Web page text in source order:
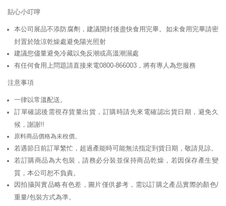
貼心小叮嚀
本公司展品不添防腐劑，建議開封後盡快食用完畢。如未食用完畢請密
封置於陰涼乾燥處避免陽光照射
建議您儘量避免冷藏以免反潮或高溫潮濕處
有任何食用上問題請直接來電0800-866003，將有專人為您服務
注意事項
一律以常溫配送。
訂單確認後需視存貨量出貨，訂購時請先來電確認出貨日期，避免久
候，謝謝!!
原料商品價格為未稅價。
若遇節日前訂單繁忙，超過產能時可能無法指定到貨日期，敬請見諒。
若訂購商品為大包裝，請務必分裝並保持商品乾燥，若因保存產生變
質，本公司恕不負責。
因拍攝與實品略有色差，圖片僅供參考，需以訂購之產品實際的顏色/
重量/包裝方式為準。